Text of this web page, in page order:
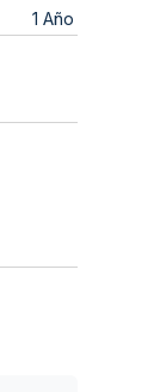
1 Año